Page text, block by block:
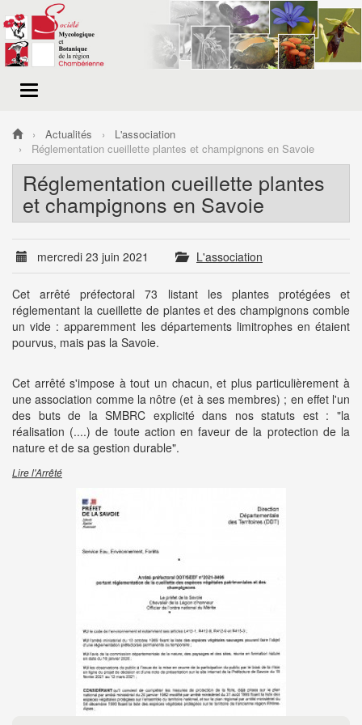
Menu
Actualités
L'association
Réglementation cueillette plantes et champignons en Savoie
Réglementation cueillette plantes
et champignons en Savoie
mercredi 23 juin 2021 L'association
Cet arrêté préfectoral 73 listant les plantes protégées et
réglementant la cueillette de plantes et des champignons comble
un vide : apparemment les départements limitrophes en étaient
pourvus, mais pas la Savoie.
Cet arrêté s'impose à tout un chacun, et plus particulièrement à
une association comme la nôtre (et à ses membres) ; en effet l'un
des buts de la SMBRC explicité dans nos statuts est : "la
réalisation (....) de toute action en faveur de la protection de la
nature et de sa gestion durable".
Lire l'Arrêté